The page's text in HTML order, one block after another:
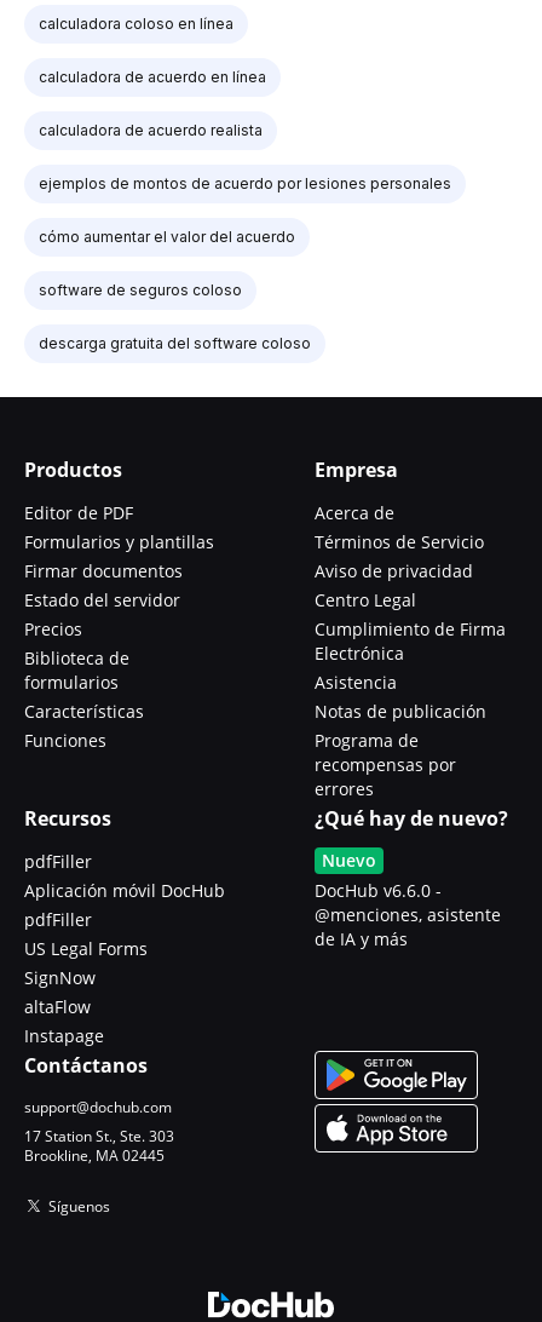
calculadora coloso en línea
calculadora de acuerdo en línea
calculadora de acuerdo realista
ejemplos de montos de acuerdo por lesiones personales
cómo aumentar el valor del acuerdo
software de seguros coloso
descarga gratuita del software coloso
Productos
Editor de PDF
Formularios y plantillas
Firmar documentos
Estado del servidor
Precios
Biblioteca de
formularios
Características
Funciones
Empresa
Acerca de
Términos de Servicio
Aviso de privacidad
Centro Legal
Cumplimiento de Firma
Electrónica
Asistencia
Notas de publicación
Programa de
recompensas por
errores
Recursos
pdfFiller
Aplicación móvil DocHub
pdfFiller
US Legal Forms
SignNow
altaFlow
Instapage
¿Qué hay de nuevo?
Nuevo
DocHub v6.6.0 -
@menciones, asistente
de IA y más
Contáctanos
support@dochub.com
17 Station St., Ste. 303
Brookline, MA 02445
Síguenos